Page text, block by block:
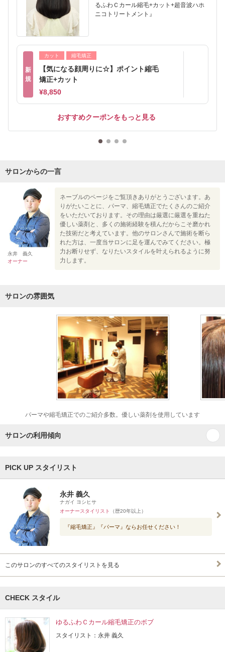
るふわＣカール縮毛+カット+超音波ハホ
ニコトリートメント』
新
規
カット 縮毛矯正
【気になる顔周りに☆】ポイント縮毛
矯正+カット
¥8,850
おすすめクーポンをもっと見る
サロンからの一言
永井 義久
オーナー
ネーブルのページをご覧頂きありがとうございます。あ
りがたいことに、パーマ、縮毛矯正でたくさんのご紹介
をいただいております。その理由は厳選に厳選を重ねた
優しい薬剤と、多くの施術経験を積んだからこそ磨かれ
た技術だと考えています。他のサロンさんで施術を断ら
れた方は、一度当サロンに足を運んでみてください。極
力お断りせず、なりたいスタイルを叶えられるように努
力します。
サロンの雰囲気
パーマや縮毛矯正でのご紹介多数。優しい薬剤を使用しています
サロンの利用傾向
PICK UP スタイリスト
永井 義久
ナガイ ヨシヒサ
オーナースタイリスト
（歴20年以上）
『縮毛矯正』『パーマ』ならお任せください！
このサロンのすべてのスタイリストを見る
CHECK スタイル
ゆるふわＣカール縮毛矯正のボブ
スタイリスト：永井 義久